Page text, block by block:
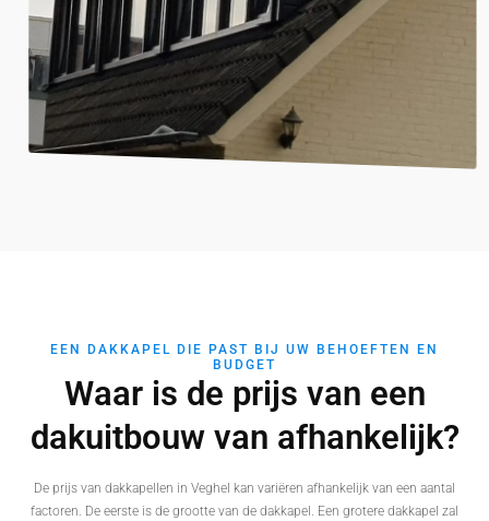
EEN DAKKAPEL DIE PAST BIJ UW BEHOEFTEN EN
BUDGET
Waar is de prijs van een
dakuitbouw van afhankelijk?
De prijs van dakkapellen in Veghel kan variëren afhankelijk van een aantal
factoren. De eerste is de grootte van de dakkapel. Een grotere dakkapel zal